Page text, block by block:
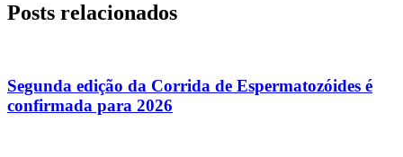
Posts relacionados
Segunda edição da Corrida de Espermatozóides é
confirmada para 2026